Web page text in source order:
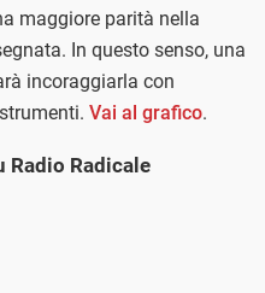
maggiore parità nella
In questo senso, una
incoraggiarla con
Vai al grafico.
Radicale